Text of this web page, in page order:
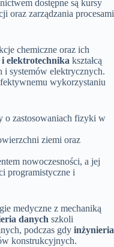
dostępne są kursy
oraz zarządzania procesami
chemiczne oraz ich
elektrotechnika kształcą
i systemów elektrycznych.
wykorzystaniu
o zastosowaniach fizyki w
ziemi oraz
nowoczesności, a jej
programistyczne i
medyczne z mechaniką
danych szkoli
podczas gdy inżynieria
konstrukcyjnych.